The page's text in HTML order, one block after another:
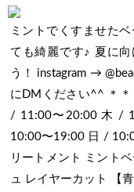
ミントでくすませた
ても綺麗です♪ 夏に
う！ instagram →
にDMください^^ ＊
/ 11:00〜20:00 木 /
10:00〜19:00 日 /
リートメント ミント
ュ レイヤーカット 【